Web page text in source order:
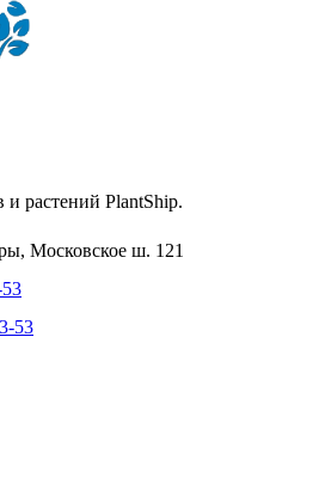
и растений PlantShip.
Московское ш. 121
53